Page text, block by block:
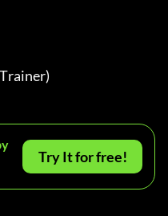
Try It for free!